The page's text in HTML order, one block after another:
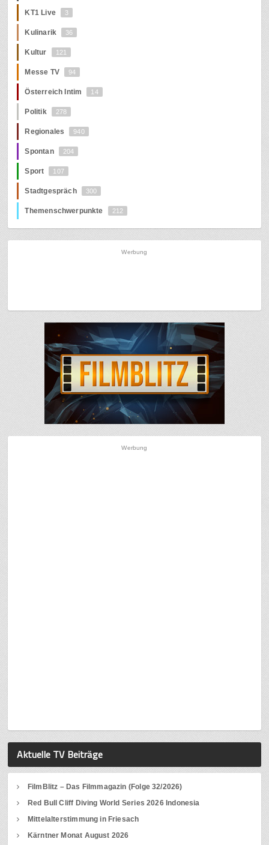
KT1 Live 3
Kulinarik 36
Kultur 121
Messe TV 94
Österreich Intim 14
Politik 278
Regionales 940
Spontan 204
Sport 107
Stadtgespräch 300
Themenschwerpunkte 212
Werbung
Werbung
Aktuelle TV Beiträge
FilmBlitz – Das Filmmagazin (Folge 32/2026)
Red Bull Cliff Diving World Series 2026 Indonesia
Mittelalterstimmung in Friesach
Kärntner Monat August 2026